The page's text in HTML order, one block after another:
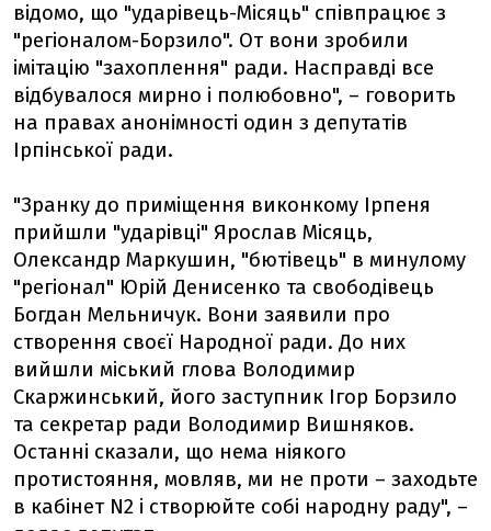
відомо, що "ударівець-Місяць" співпрацює з
"регіоналом-Борзило". От вони зробили
імітацію "захоплення" ради. Насправді все
відбувалося мирно і полюбовно", – говорить
на правах анонімності один з депутатів
Ірпінської ради.
"Зранку до приміщення виконкому Ірпеня
прийшли "ударівці" Ярослав Місяць,
Олександр Маркушин, "бютівець" в минулому
"регіонал" Юрій Денисенко та свободівець
Богдан Мельничук. Вони заявили про
створення своєї Народної ради. До них
вийшли міський глова Володимир
Скаржинський, його заступник Ігор Борзило
та секретар ради Володимир Вишняков.
Останні сказали, що нема ніякого
протистояння, мовляв, ми не проти – заходьте
в кабінет N2 і створюйте собі народну раду", –